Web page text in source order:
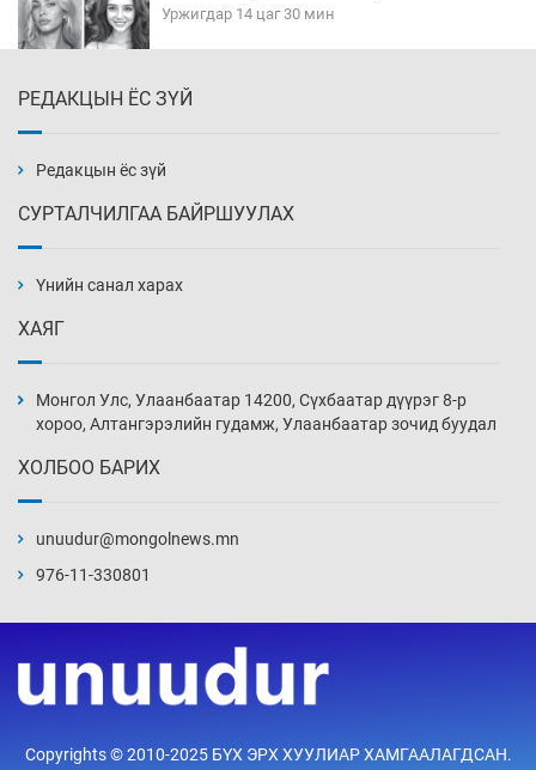
Уржигдар 14 цаг 30 мин
Уржигдар 14 цаг 00 мин
нэмэгджээ
Уржигдар 13 цаг 30 мин
Уржигдар 13 цаг 00 мин
Уржигдар 12 цаг 30 мин
үйлчилж буй гэв
РЕДАКЦЫН ЁС ЗҮЙ
Редакцын ёс зүй
СУРТАЛЧИЛГАА БАЙРШУУЛАХ
Үнийн санал харах
ХАЯГ
Монгол Улс, Улаанбаатар 14200, Сүхбаатар дүүрэг 8-р
хороо, Алтангэрэлийн гудамж, Улаанбаатар зочид буудал
ХОЛБОО БАРИХ
unuudur@mongolnews.mn
976-11-330801
Copyrights © 2010-2025 БҮХ ЭРХ ХУУЛИАР ХАМГААЛАГДСАН.